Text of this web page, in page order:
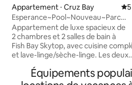
Appartement ⋅ Cruz Bay
Esperance~Pool~Nouveau~Parc
national
Appartement de luxe spacieux de
2 chambres et 2 salles de bain à
Fish Bay Skytop, avec cuisine
et lave-linge/sèche-linge. Les deux
Loom & Leaf en mousse à
forme. Chambre principale avec lit
Équipements